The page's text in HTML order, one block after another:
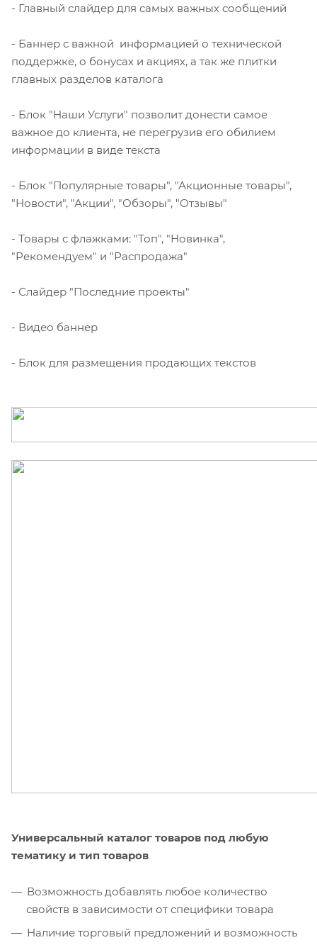
- Главный слайдер для самых важных сообщений
- Баннер с важной информацией о технической
поддержке, о бонусах и акциях, а так же плитки
главных разделов каталога
- Блок "Наши Услуги" позволит донести самое
важное до клиента, не перегрузив его обилием
информации в виде текста
- Блок "Популярные товары", "Акционные товары",
"Новости", "Акции", "Обзоры", "Отзывы"
- Товары с флажками: "Топ", "Новинка",
"Рекомендуем" и "Распродажа"
- Слайдер "Последние проекты"
- Видео баннер
- Блок для размещения продающих текстов
Универсальный каталог товаров под любую
тематику и тип товаров
Возможность добавлять любое количество
свойств в зависимости от специфики товара
Наличие торговый предложений и возможность